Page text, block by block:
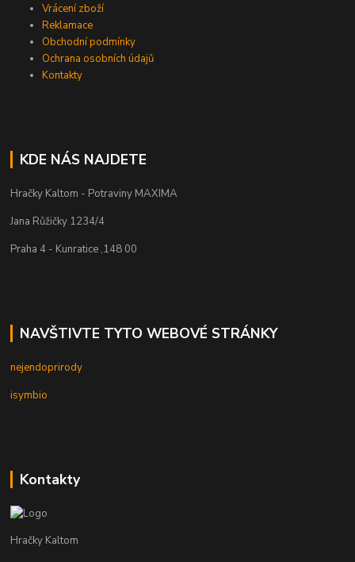
Vrácení zboží
Reklamace
Obchodní podmínky
Ochrana osobních údajů
Kontakty
KDE NÁS NAJDETE
Hračky Kaltom - Potraviny MAXIMA
Jana Růžičky 1234/4
Praha 4 - Kunratice ,148 00
NAVŠTIVTE TYTO WEBOVÉ STRÁNKY
nejendoprirody
isymbio
Kontakty
Hračky Kaltom